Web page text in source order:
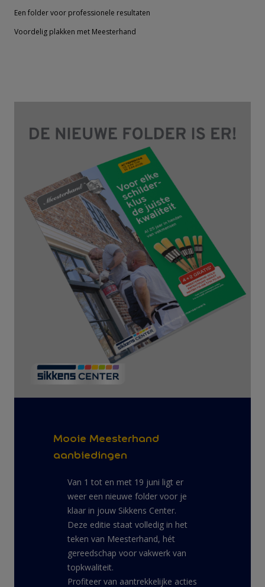
Een folder voor professionele resultaten
Voordelig plakken met Meesterhand
Mooie Meesterhand
aanbiedingen
Van 1 tot en met 19 juni ligt er
weer een nieuwe folder voor je
klaar in jouw Sikkens Center.
Deze editie staat volledig in het
teken van Meesterhand, hét
gereedschap voor vakwerk van
topkwaliteit.
Profiteer van aantrekkelijke acties